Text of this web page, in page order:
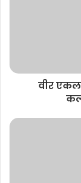
वीर